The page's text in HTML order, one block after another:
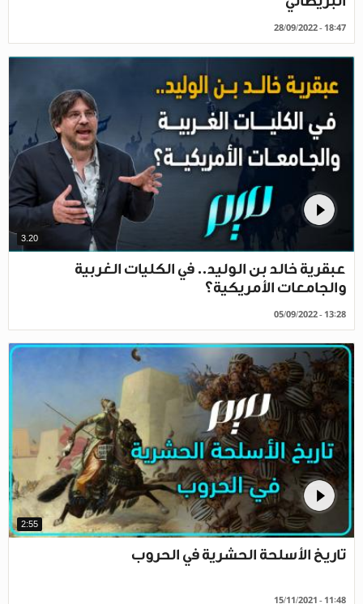
28/09/2022 - 18:47
3.20
عبقرية خالد بن الوليد.. في الكليات الغربية
والجامعات الأمريكية؟
05/09/2022 - 13:28
2:55
تاريخ الأسلحة الحشرية في الحروب
15/11/2021 - 11:48